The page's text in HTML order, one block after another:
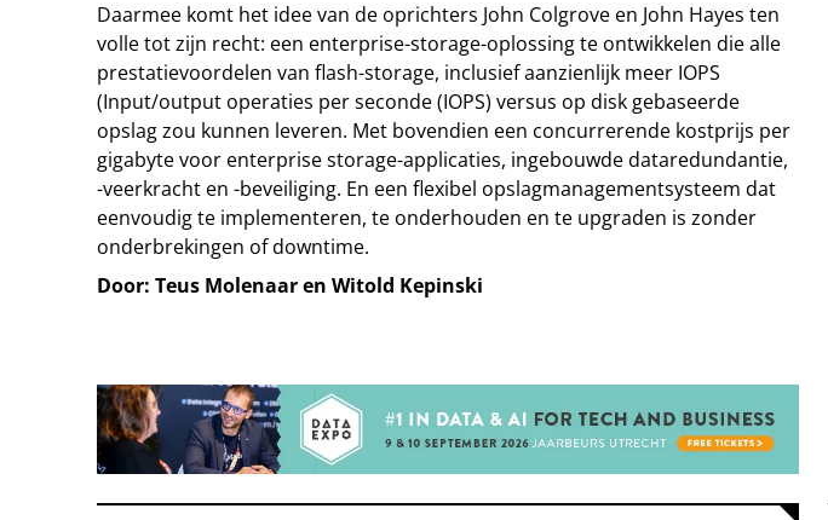
Daarmee komt het idee van de oprichters John Colgrove en John Hayes ten
volle tot zijn recht: een enterprise-storage-oplossing te ontwikkelen die alle
prestatievoordelen van flash-storage, inclusief aanzienlijk meer IOPS
(Input/output operaties per seconde (IOPS) versus op disk gebaseerde
opslag zou kunnen leveren. Met bovendien een concurrerende kostprijs per
gigabyte voor enterprise storage-applicaties, ingebouwde dataredundantie,
-veerkracht en -beveiliging. En een flexibel opslagmanagementsysteem dat
eenvoudig te implementeren, te onderhouden en te upgraden is zonder
onderbrekingen of downtime.
Door: Teus Molenaar en Witold Kepinski